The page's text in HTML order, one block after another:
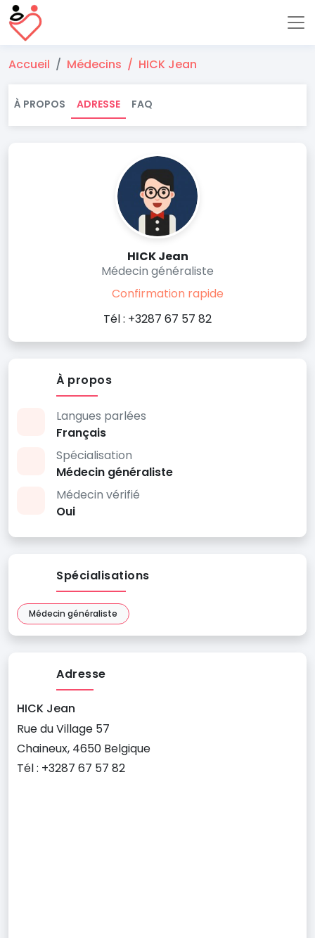
Accueil Médecins HICK Jean
À PROPOS ADRESSE FAQ
HICK Jean
Médecin généraliste
Confirmation rapide
Tél : +3287 67 57 82
À propos
Langues parlées
Français
Spécialisation
Médecin généraliste
Médecin vérifié
Oui
Spécialisations
Médecin généraliste
Adresse
HICK Jean
Rue du Village 57
Chaineux, 4650 Belgique
Tél : +3287 67 57 82